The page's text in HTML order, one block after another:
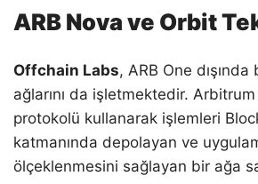
ARB Nova ve Orbit
Offchain Labs, ARB One
ağlarını da işletmektedir.
protokolü kullanarak işlemleri
katmanında depolayan ve
ölçeklenmesini sağlayan bir ağa